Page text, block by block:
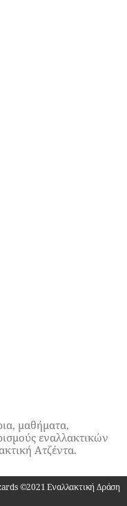
μαθήματα,
εναλλακτικών
Ατζέντα.
©2021 Εναλλακτική Δράση